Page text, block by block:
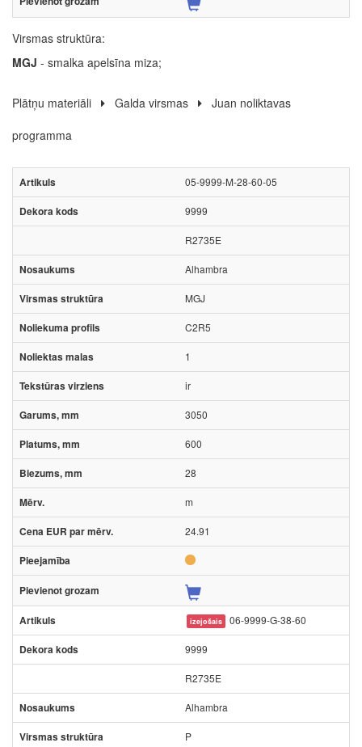
Virsmas struktūra:
MGJ - smalka apelsīna miza;
Plātņu materiāli Galda virsmas
Juan noliktavas
programma
05-9999-M-28-60-05
9999
R2735E
Alhambra
MGJ
C2R5
1
ir
3050
600
28
m
24.91
izejošais 06-9999-G-38-60
9999
R2735E
Alhambra
P